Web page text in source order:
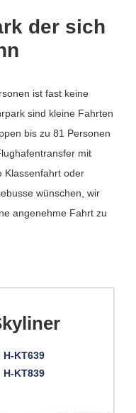
der sich
ist fast keine
sind kleine Fahrten
bis zu 81 Personen
mit
Klassenfahrt oder
wünschen, wir
angenehme Fahrt zu
H-KT639
H-KT839